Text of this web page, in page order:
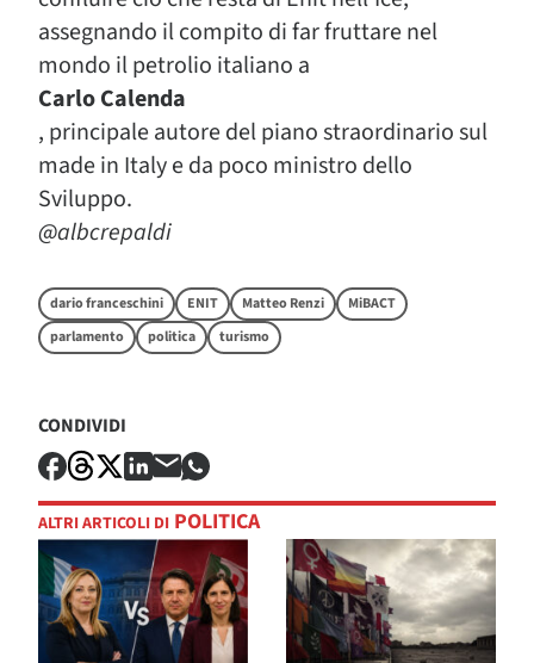
assegnando il compito di far fruttare nel
mondo il petrolio italiano a
Carlo Calenda
, principale autore del piano straordinario sul
made in Italy e da poco ministro dello
Sviluppo.
@albcrepaldi
dario franceschini ENIT Matteo Renzi
MiBACT
parlamento
politica turismo
CONDIVIDI
ALTRI ARTICOLI DI POLITICA